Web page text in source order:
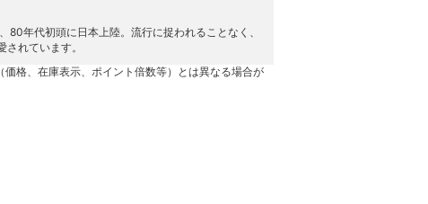
年代初頭に日本上陸。流行に捉われることなく、
れています。
格、在庫表示、ポイント倍数等）とは異なる場合が